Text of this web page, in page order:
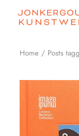
content
Home Posts